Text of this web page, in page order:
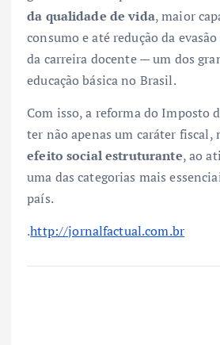
da qualidade de vida, maior
consumo e até redução da
da carreira docente — um dos
educação básica no Brasil.
Com isso, a reforma do Imposto
ter não apenas um caráter fiscal,
efeito social estruturante, ao
uma das categorias mais
país.
.http://jornalfactual.com.br